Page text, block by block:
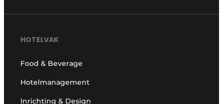
HOTELVAK
Food & Beverage
Hotelmanagement
Inrichting & Design